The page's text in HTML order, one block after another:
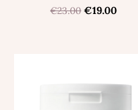
€23.00 €19.00